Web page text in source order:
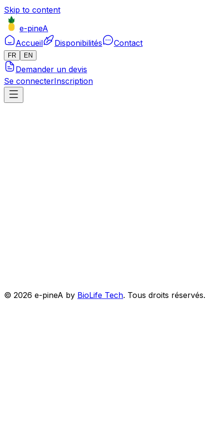
Skip to content
e-pineA
Accueil
Disponibilités Contact
FR EN
Demander un devis
Se connecterInscription
© 2026 e-pineA by BioLife Tech. Tous droits réservés.